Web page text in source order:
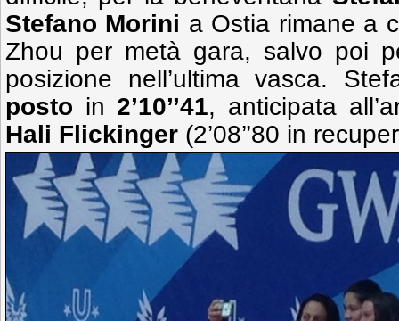
Stefano Morini a Ostia rimane a
Zhou per metà gara, salvo poi
posizione nell’ultima vasca.
posto in 2’10’’41, anticipata
Hali Flickinger (2’08’’80 in